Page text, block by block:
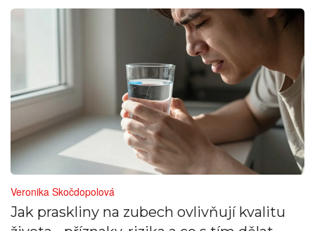
Veronika Skočdopolová
Jak praskliny na zubech ovlivňují kvalitu